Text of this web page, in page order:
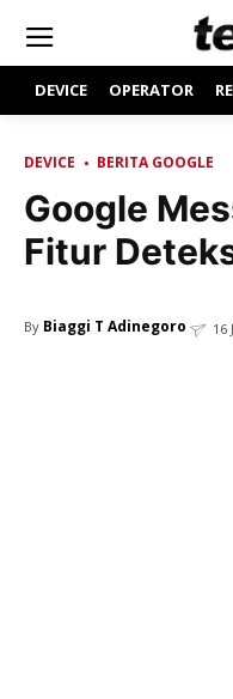
DEVICE OPERATOR
DEVICE BERITA GOOGLE
Google
Fitur
By Biaggi T Adinegoro 16